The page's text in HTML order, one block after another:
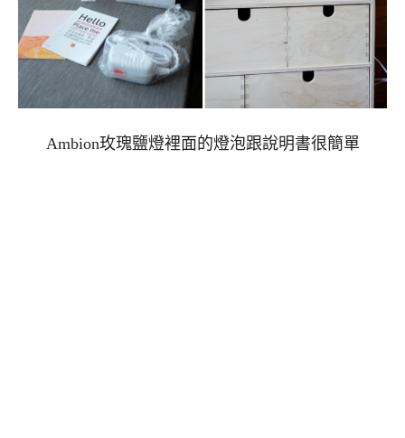
Ambion玫瑰鹽燈裡面的燈泡跟說明書很簡單